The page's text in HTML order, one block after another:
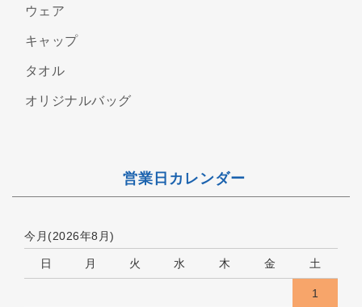
ウェア
キャップ
タオル
オリジナルバッグ
営業日カレンダー
今月(2026年8月)
日 月 火 水 木 金 土
1